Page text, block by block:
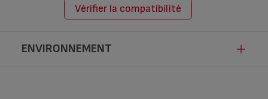
Vérifier la compatibilité
ENVIRONNEMENT